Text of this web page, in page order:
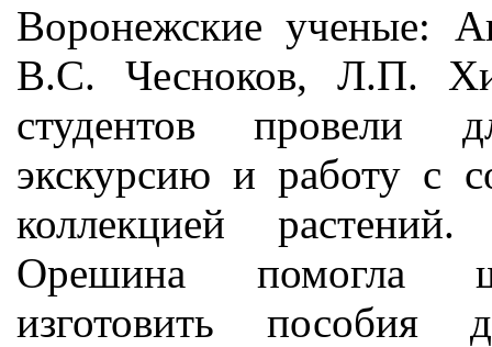
Воронежские ученые:
В.С. Чесноков, Л.П.
студентов провели
экскурсию и работу с
коллекцией
Орешина помогла
изготовить